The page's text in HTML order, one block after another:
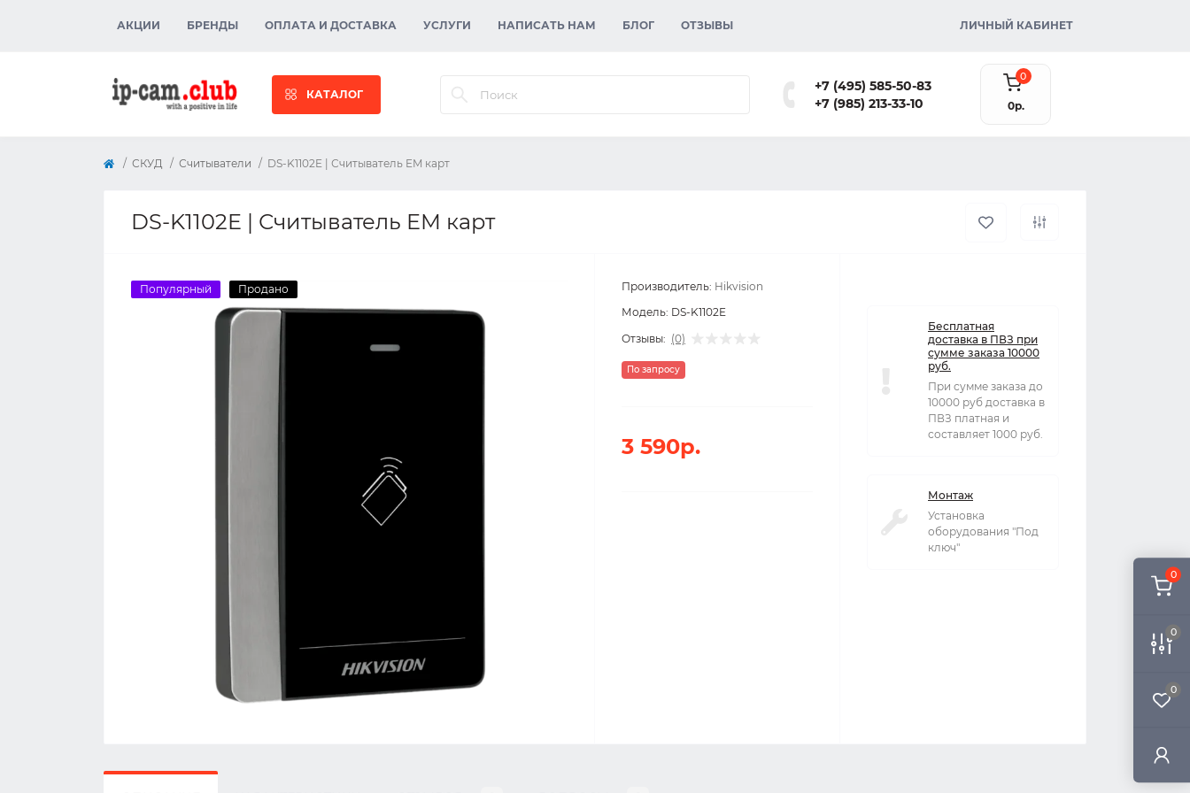
0
0
0
АКЦИИ БРЕНДЫ ОПЛАТА И ДОСТАВКА УСЛУГИ НАПИСАТЬ НАМ БЛОГ ОТЗЫВЫ ЛИЧНЫЙ КАБИНЕТ
КАТАЛОГ
+7 (495) 585-50-83
+7 (985) 213-33-10
0
0р.
СКУД Считыватели DS-K1102E | Считыватель EM карт
DS-K1102E | Считыватель EM карт
Популярный Продано Производитель: Hikvision
Модель: DS-K1102E
Отзывы: (0)
По запросу
3 590р.
Бесплатная
доставка в ПВЗ при
сумме заказа 10000
руб.
При сумме заказа до
10000 руб доставка в
ПВЗ платная и
составляет 1000 руб.
Монтаж
Установка
оборудования "Под
ключ"